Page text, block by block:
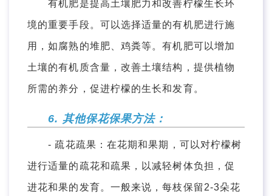
有机肥是提高土壤肥力和改善柠檬生长环
境的重要手段。可以选择适量的有机肥进行施
用，如腐熟的堆肥、鸡粪等。有机肥可以增加
土壤的有机质含量，改善土壤结构，提供植物
所需的养分，促进柠檬的生长和发育。
6. 其他保花保果方法：
- 疏花疏果：在花期和果期，可以对柠檬树
进行适量的疏花和疏果，以减轻树体负担，促
进花和果的发育。一般来说，每枝保留2-3朵花